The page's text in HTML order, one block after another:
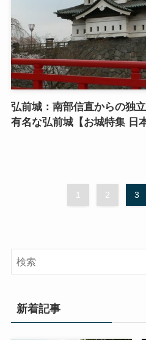
弘前城：南部信直からの独
有名な弘前城【お城特集 日
1 2 3
新着記事